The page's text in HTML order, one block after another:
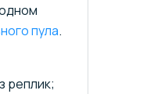
пула.
реплик;